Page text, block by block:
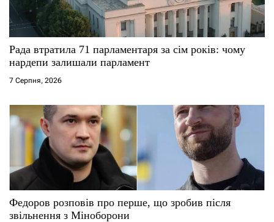
с
і
в
Рада втратила 71 парламентаря за сім років: чому
нардепи залишали парламент
7 Серпня, 2026
Федоров розповів про перше, що зробив після
звільнення з Міноборони